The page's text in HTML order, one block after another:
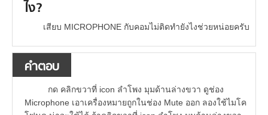
ไง?
เสียบ MICROPHONE กับคอมไม่ติดทำยังไงช่วยหน่อยครับ
คำตอบ
กด คลิกขวาที่ icon ลำโพง มุมด้านล่างขวา ดูช่อง
Microphone เอาเครื่องหมายถูกในช่อง Mute ออก ลองใช้ไมโค